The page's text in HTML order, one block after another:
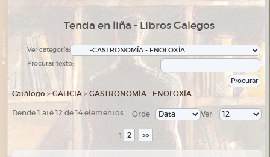
Tenda en liña - Libros Galegos
Ver categoría:
Procurar texto:
Catálogo >GALICIA > GASTRONOMÍA - ENOLOXÍA
Dende 1 até 12 de 14 elementos Ver:
Orde
1 2 >>